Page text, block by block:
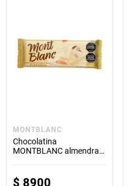
MONTBLANC
Chocolatina
MONTBLANC almendras